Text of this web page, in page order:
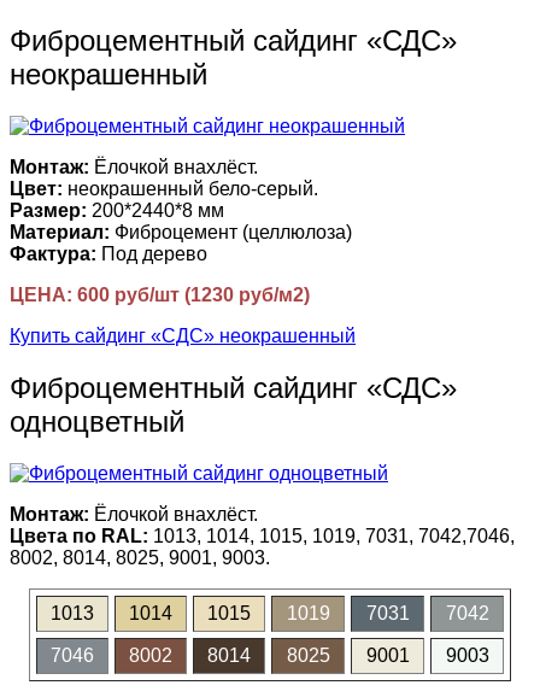
Фиброцементный сайдинг «СДС»
неокрашенный
Монтаж: Ёлочкой внахлёст.
Цвет: неокрашенный бело-серый.
Размер: 200*2440*8 мм
Материал: Фиброцемент (целлюлоза)
Фактура: Под дерево
ЦЕНА: 600 руб/шт (1230 руб/м2)
Купить сайдинг «СДС» неокрашенный
Фиброцементный сайдинг «СДС»
одноцветный
Монтаж: Ёлочкой внахлёст.
Цвета по RAL: 1013, 1014, 1015, 1019, 7031, 7042,7046,
8002, 8014, 8025, 9001, 9003.
1013 1014 1015 1019 7031 7042
7046 8002 8014 8025 9001 9003